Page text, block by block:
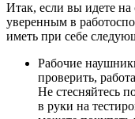
Итак, если вы идете
уверенным в
иметь при себе
Рабочие
проверить,
Не стесняйтесь
в руки на